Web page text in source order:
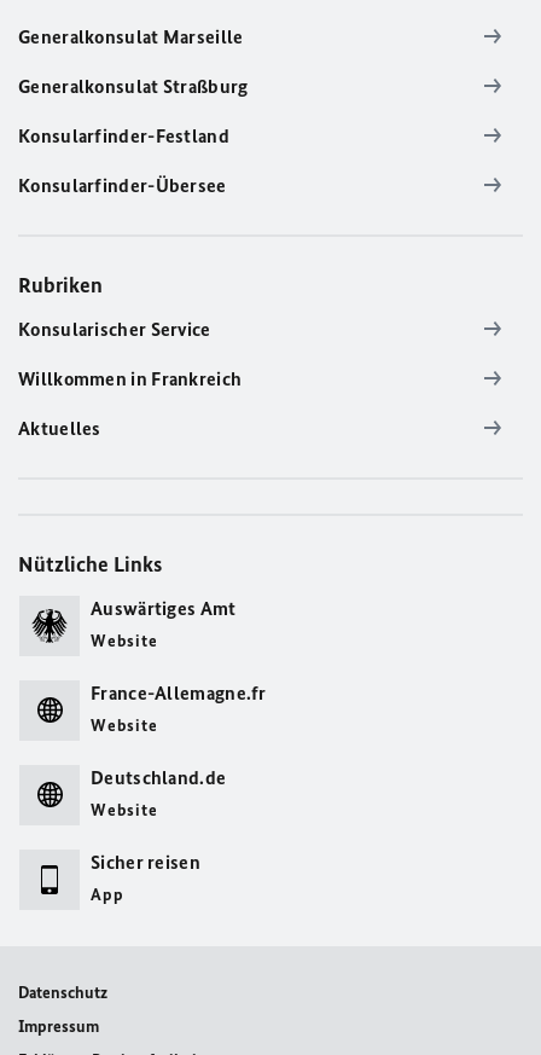
Generalkonsulat Marseille
Generalkonsulat Straßburg
Konsularfinder-Festland
Konsularfinder-Übersee
Rubriken
Konsularischer Service
Willkommen in Frankreich
Aktuelles
Nützliche Links
Auswärtiges Amt
Website
France-Allemagne.fr
Website
Deutschland.de
Website
Sicher reisen
App
Datenschutz
Impressum